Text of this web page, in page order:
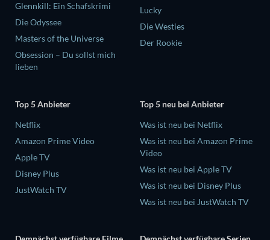
Glennkill: Ein Schafskrimi
Die Odyssee
Masters of the Universe
Obsession – Du sollst mich
lieben
Lucky
Die Westies
Der Rookie
Top 5 Anbieter
Netflix
Amazon Prime Video
Apple TV
Disney Plus
JustWatch TV
Top 5 neu bei Anbieter
Was ist neu bei Netflix
Was ist neu bei Amazon Prime
Video
Was ist neu bei Apple TV
Was ist neu bei Disney Plus
Was ist neu bei JustWatch TV